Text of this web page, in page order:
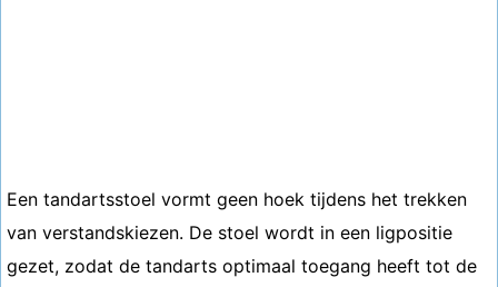
Een tandartsstoel vormt geen hoek tijdens het trekken
van verstandskiezen. De stoel wordt in een ligpositie
gezet, zodat de tandarts optimaal toegang heeft tot de